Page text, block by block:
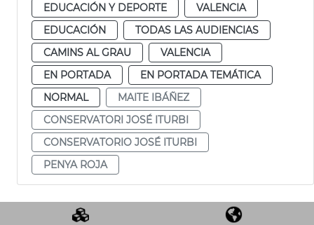
EDUCACIÓN Y DEPORTE
VALENCIA
EDUCACIÓN
TODAS LAS AUDIENCIAS
CAMINS AL GRAU
VALENCIA
EN PORTADA
EN PORTADA TEMÁTICA
NORMAL
MAITE IBÁÑEZ
CONSERVATORI JOSÉ ITURBI
CONSERVATORIO JOSÉ ITURBI
PENYA ROJA